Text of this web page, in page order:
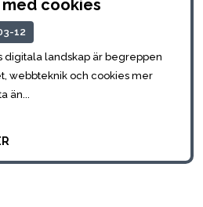
cookies
12
digitala landskap är begreppen
webbteknik och cookies mer
än...